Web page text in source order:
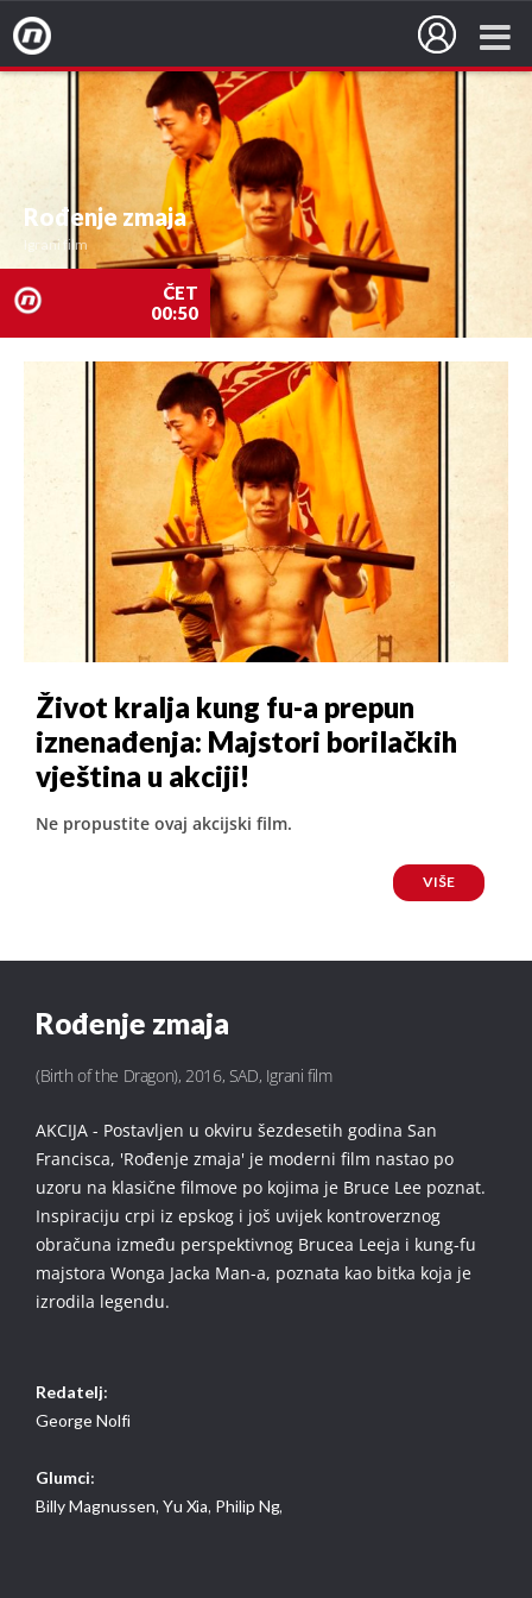
Rođenje zmaja
Igrani film
ČET
00:50
Život kralja kung fu-a prepun
iznenađenja: Majstori borilačkih
vještina u akciji!
Ne propustite ovaj akcijski film.
VIŠE
Rođenje zmaja
(Birth of the Dragon), 2016, SAD, Igrani film
AKCIJA - Postavljen u okviru šezdesetih godina San
Francisca, 'Rođenje zmaja' je moderni film nastao po
uzoru na klasične filmove po kojima je Bruce Lee poznat.
Inspiraciju crpi iz epskog i još uvijek kontroverznog
obračuna između perspektivnog Brucea Leeja i kung-fu
majstora Wonga Jacka Man-a, poznata kao bitka koja je
izrodila legendu.
Redatelj:
George Nolfi
Glumci:
Billy Magnussen, Yu Xia, Philip Ng,